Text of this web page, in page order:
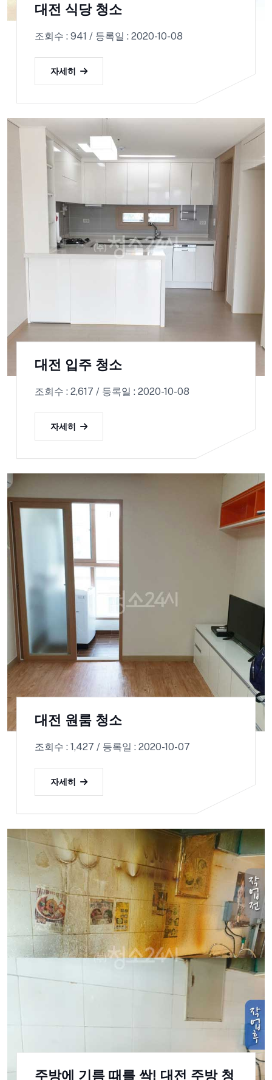
대전 식당 청소
조회수 : 941 / 등록일 : 2020-10-08
자세히
대전 입주 청소
조회수 : 2,617 / 등록일 : 2020-10-08
자세히
대전 원룸 청소
조회수 : 1,427 / 등록일 : 2020-10-07
자세히
주방에 기름 때를 싹! 대전 주방 청